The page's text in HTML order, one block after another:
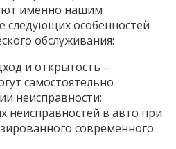
именно нашим
следующих особенностей
обслуживания:
и открытость –
самостоятельно
неисправности;
неисправностей в авто при
современного